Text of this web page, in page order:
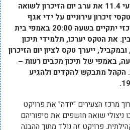
ברחבי הארץ יציינו ביום רביעי 11.4 את ערב יום הזיכרון לשואה
זיכרון עירוניים על ידי אגף
תרבות ואירועים. הטקס המרכזי יתקיים בשעה 20:00 באמפי בית
את הטקס יערכו, תלמידי תיכון
ייערך טקס לציון יום הזיכרון
באמפי של תיכון מכבים רעות –
הקהל מתבקש להקדים ולהגיע
הטקס, בשעה 21:00 יערוך מרכז הצעירים "יודה" את פרויקט
ניצולי שואה חושפים את סיפוריהם
פרויקט זה נולד מתוך ההבנה